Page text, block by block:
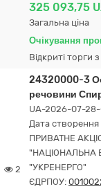
325 093,75
Загальна ціна
Очікування
Відкриті торги
2
24320000-3
речовини
UA-2026-07-
Дата
ПРИВАТНЕ
"НАЦІОНАЛЬНА
"УКРЕНЕРГО"
ЄДРПОУ: